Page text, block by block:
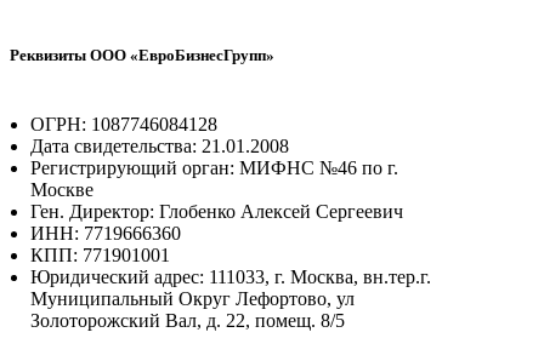
Реквизиты ООО «ЕвроБизнесГрупп»
ОГРН: 1087746084128
Дата свидетельства: 21.01.2008
Регистрирующий орган: МИФНС №46 по г.
Москве
Ген. Директор: Глобенко Алексей Сергеевич
ИНН: 7719666360
КПП: 771901001
Юридический адрес: 111033, г. Москва, вн.тер.г.
Муниципальный Округ Лефортово, ул
Золоторожский Вал, д. 22, помещ. 8/5